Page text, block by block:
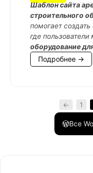
Шаблон сайта
строительного
помогает
где пользователи
оборудование
Подробнее →
← 1
Все